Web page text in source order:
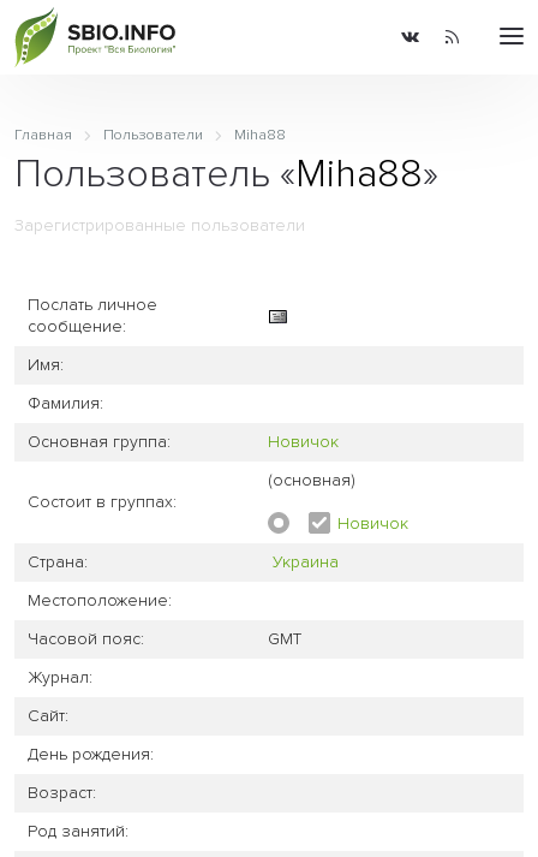
Главная Пользователи Miha88
Пользователь «Miha88»
Зарегистрированные пользователи
Послать личное
сообщение:
Имя:
Фамилия:
Основная группа:
Новичок
Состоит в группах:
(основная)
Новичок
Страна:
Украина
Местоположение:
Часовой пояс:
GMT
Журнал:
Сайт:
День рождения:
Возраст:
Род занятий: